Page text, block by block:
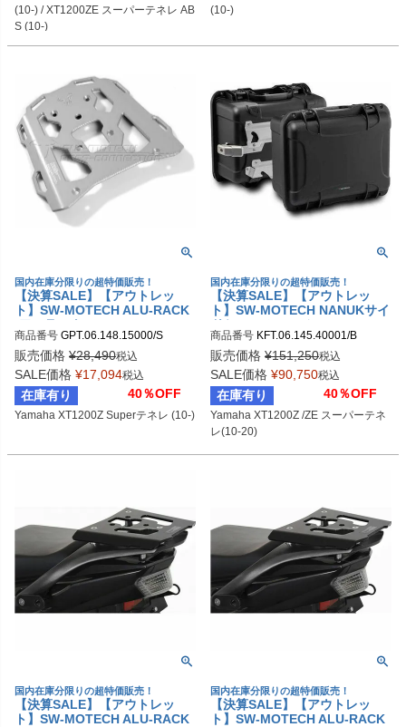
(10-) / XT1200ZE スーパーテネレ AB
S (10-)
(10-)
国内在庫分限りの超特価販売！
【決算SALE】【アウトレッ
ト】SW-MOTECH ALU-RACK
(アルラック) Yamaha XT1200Z
スーパーテネレ (10-)
商品番号 GPT.06.148.15000/S
sw_GPT_06_148_15000S
販売価格 ¥28,490税込
SALE価格 ¥17,094税込
在庫有り 40％OFF
Yamaha XT1200Z Superテネレ (10-)
国内在庫分限りの超特価販売！
【決算SALE】【アウトレッ
ト】SW-MOTECH NANUKサイ
ドケース システム Yamaha XT
1200Z /ZE スーパーテネレ(10-
20)
商品番号 KFT.06.145.40001/B
sw_KFT_06_145_40001B
販売価格 ¥151,250税込
SALE価格 ¥90,750税込
在庫有り 40％OFF
Yamaha XT1200Z /ZE スーパーテネ
レ(10-20)
国内在庫分限りの超特価販売！
【決算SALE】【アウトレッ
ト】SW-MOTECH ALU-RACK
国内在庫分限りの超特価販売！
【決算SALE】【アウトレッ
ト】SW-MOTECH ALU-RACK